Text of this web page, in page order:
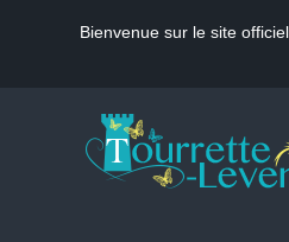
Bienvenue sur le site